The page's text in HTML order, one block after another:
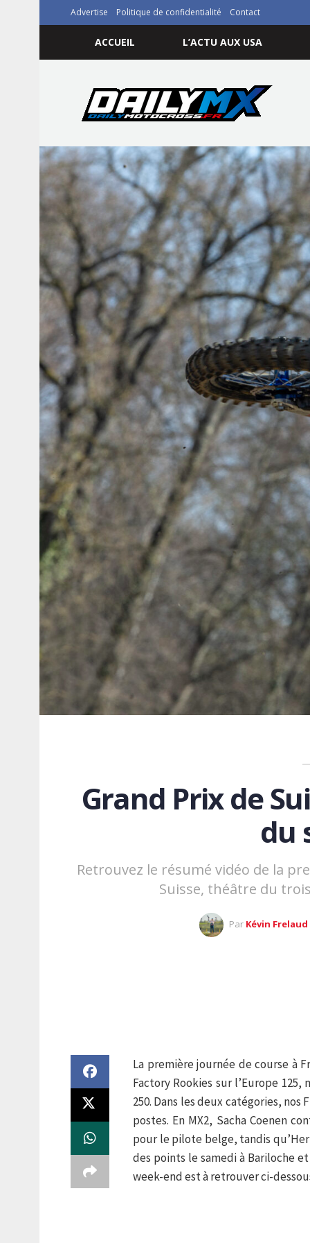
Advertise Politique de confidentialité Contact
ACCUEIL L’ACTU AUX USA
Grand Prix de
du
Retrouvez le résumé vidéo de la
Suisse, théâtre du
Par Kévin Frelaud
La première journée de course à
Factory Rookies sur l’Europe 125,
250. Dans les deux catégories,
postes. En MX2, Sacha Coenen
pour le pilote belge, tandis
des points le samedi à Bariloche
week-end est à retrouver ci-